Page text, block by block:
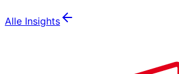
Alle Insights